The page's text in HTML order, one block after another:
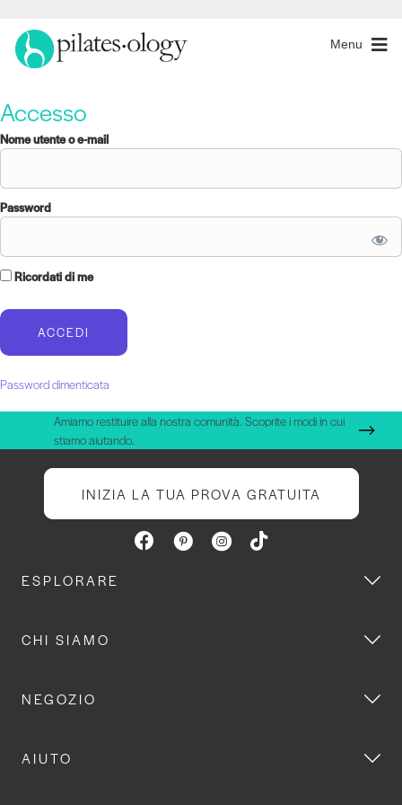
Menu
Accesso
Nome utente o e-mail
Password
Ricordati di me
Password dimenticata
Amiamo restituire alla nostra comunità. Scoprite i modi in cui
stiamo aiutando.
INIZIA LA TUA PROVA GRATUITA
ESPLORARE
CHI SIAMO
NEGOZIO
AIUTO